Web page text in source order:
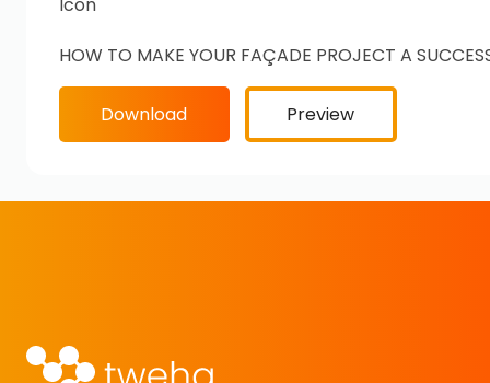
HOW TO MAKE YOUR FAÇADE PROJECT A
Download Preview